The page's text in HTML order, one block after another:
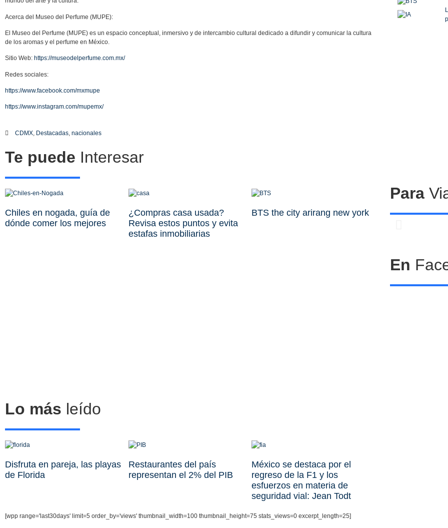
Acerca del Museo del Perfume (MUPE):
El Museo del Perfume (MUPE) es un espacio conceptual, inmersivo y de intercambio cultural dedicado a difundir y comunicar la cultura
de los aromas y el perfume en México.
Sitio Web: https://museodelperfume.com.mx/
Redes sociales:
https://www.facebook.com/mxmupe
https://www.instagram.com/mupemx/
CDMX, Destacadas, nacionales
Te puede Interesar
Chiles en nogada, guía de
dónde comer los mejores
¿Compras casa usada?
Revisa estos puntos y evita
estafas inmobiliarias
BTS the city arirang new york
Lo más leído
Disfruta en pareja, las playas
de Florida
Restaurantes del país
representan el 2% del PIB
México se destaca por el
regreso de la F1 y los
esfuerzos en materia de
seguridad vial: Jean Todt
[wpp range='last30days' limit=5 order_by='views' thumbnail_width=100 thumbnail_height=75 stats_views=0 excerpt_length=25]
Para
En